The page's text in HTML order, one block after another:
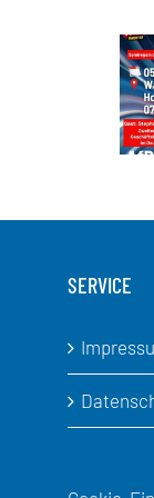
SERVICE